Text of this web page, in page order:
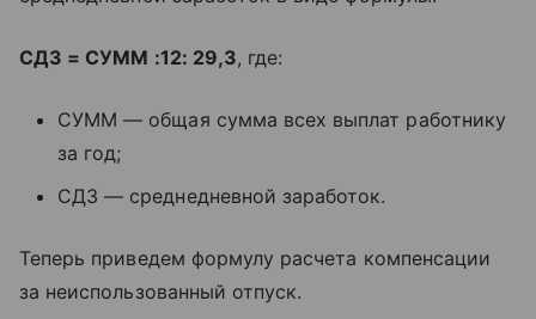
СДЗ = СУММ :12: 29,3, где:
СУММ — общая сумма всех выплат работнику
за год;
СДЗ — среднедневной заработок.
Теперь приведем формулу расчета компенсации
за неиспользованный отпуск.